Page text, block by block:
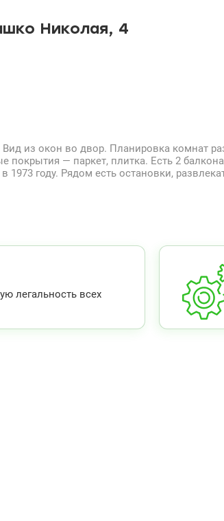
Николая, 4
из окон во двор. Планировка комнат
покрытия — паркет, плитка. Есть 2
году. Рядом есть остановки,
легальность всех